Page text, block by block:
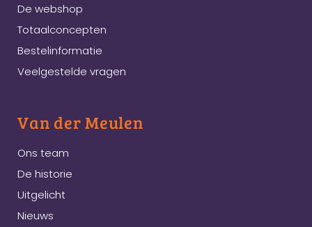
De webshop
Totaalconcepten
Bestelinformatie
Veelgestelde vragen
Van der Meulen
Ons team
De historie
Uitgelicht
Nieuws